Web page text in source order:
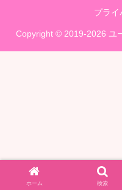
プライ
Copyright © 2019-2026 ユ
ホーム 検索